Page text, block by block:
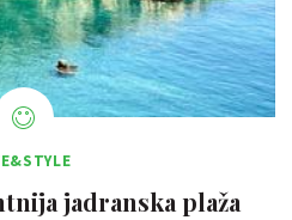
jadranska plaža